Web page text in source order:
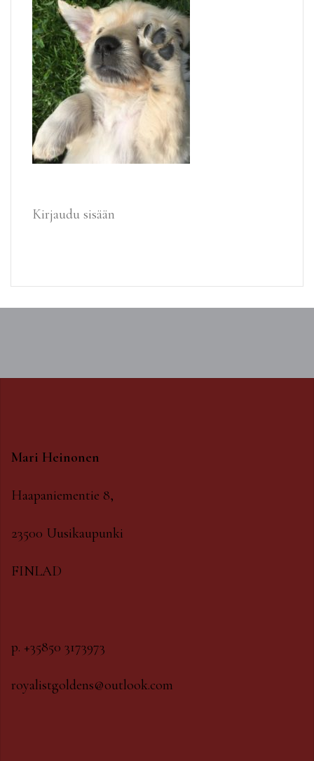
Kirjaudu sisään
Mari Heinonen
Haapaniementie 8,
23500 Uusikaupunki
FINLAD
p. +35850 3173973
royalistgoldens@outlook.com